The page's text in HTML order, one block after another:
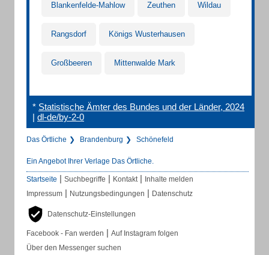
Blankenfelde-Mahlow Zeuthen Wildau
Rangsdorf Königs Wusterhausen
Großbeeren Mittenwalde Mark
* Statistische Ämter des Bundes und der Länder, 2024
| dl-de/by-2-0
Das Örtliche Brandenburg Schönefeld
Ein Angebot Ihrer Verlage Das Örtliche.
Startseite | Suchbegriffe | Kontakt | Inhalte melden
Impressum | Nutzungsbedingungen | Datenschutz
Datenschutz-Einstellungen
Facebook - Fan werden | Auf Instagram folgen
Über den Messenger suchen